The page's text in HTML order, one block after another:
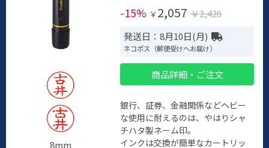
8mm
-15% ￥ 2,057 ￥2,420
発送日：8月10日(月)
ネコポス（郵便受けへお届け）
商品詳細・ご注文
銀行、証券、金融関係などヘビー
な使用に耐えるのは、やはりシャ
チハタ製ネーム印。
インクは交換が簡単なカートリッ